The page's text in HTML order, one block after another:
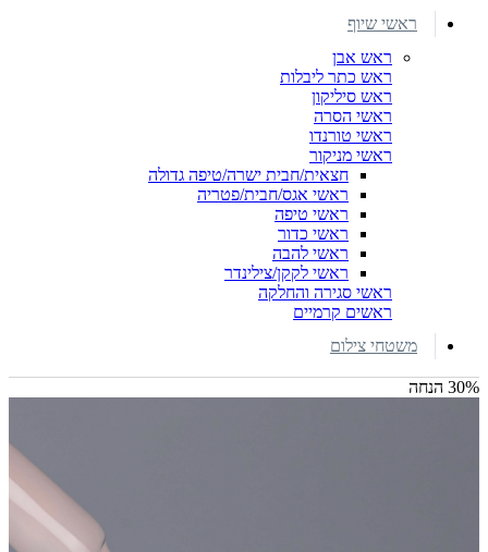
ראשי שיוף
ראש אבן
ראש כתר ליבלות
ראש סיליקון
ראשי הסרה
ראשי טורנדו
ראשי מניקור
חצאית/חבית ישרה/טיפה גדולה
ראשי אגס/חבית/פטריה
ראשי טיפה
ראשי כדור
ראשי להבה
ראשי לקקן/צילינדר
ראשי סגירה והחלקה
ראשים קרמיים
משטחי צילום
30% הנחה